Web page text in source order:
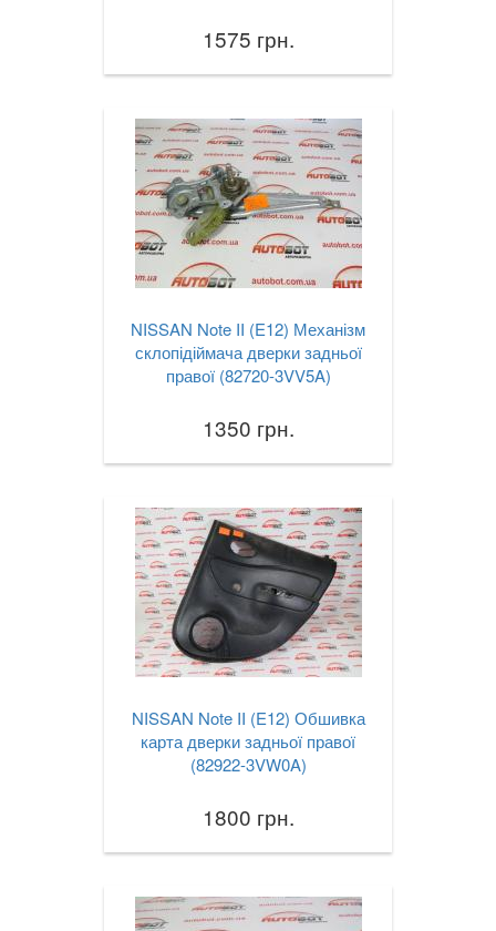
1575 грн.
NISSAN Note II (E12) Механізм
склопідіймача дверки задньої
правої (82720-3VV5A)
1350 грн.
NISSAN Note II (E12) Обшивка
карта дверки задньої правої
(82922-3VW0A)
1800 грн.